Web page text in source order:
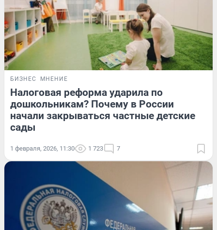
БИЗНЕС МНЕНИЕ
Налоговая реформа ударила по
дошкольникам? Почему в России
начали закрываться частные детские
сады
1 февраля, 2026, 11:30 1 723 7